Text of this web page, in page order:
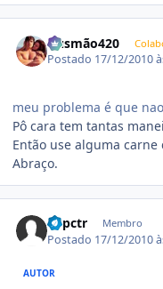
Gusmão420
Postado 17/12/2010
meu problema é que
Pô cara tem tantas
Então use alguma
Abraço.
appctr Membro
Postado 17/12/2010
AUTOR